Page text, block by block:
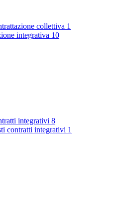
collettiva 1
integrativa 10
integrativi 8
contratti integrativi 1